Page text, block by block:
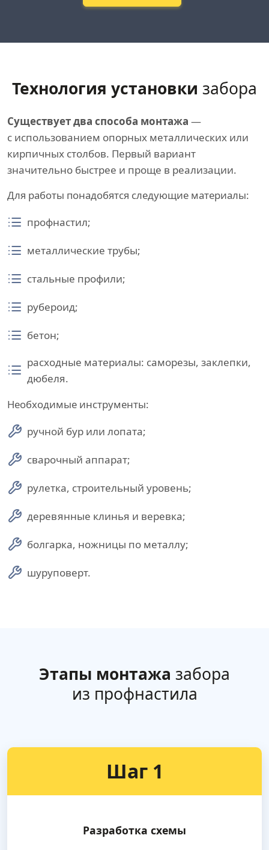
Технология установки забора
Существует два способа монтажа —
с использованием опорных металлических или
кирпичных столбов. Первый вариант
значительно быстрее и проще в реализации.
Для работы понадобятся следующие материалы:
профнастил;
металлические трубы;
стальные профили;
рубероид;
бетон;
расходные материалы: саморезы, заклепки,
дюбеля.
Необходимые инструменты:
ручной бур или лопата;
сварочный аппарат;
рулетка, строительный уровень;
деревянные клинья и веревка;
болгарка, ножницы по металлу;
шуруповерт.
Этапы монтажа забора
из профнастила
Шаг 1
Разработка схемы